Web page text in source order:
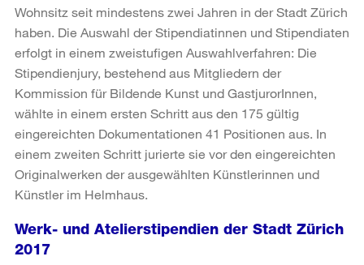
Wohnsitz seit mindestens zwei Jahren in der Stadt Zürich
haben. Die Auswahl der Stipendiatinnen und Stipendiaten
erfolgt in einem zweistufigen Auswahlverfahren: Die
Stipendienjury, bestehend aus Mitgliedern der
Kommission für Bildende Kunst und GastjurorInnen,
wählte in einem ersten Schritt aus den 175 gültig
eingereichten Dokumentationen 41 Positionen aus. In
einem zweiten Schritt jurierte sie vor den eingereichten
Originalwerken der ausgewählten Künstlerinnen und
Künstler im Helmhaus.
Werk- und Atelierstipendien der Stadt Zürich
2017